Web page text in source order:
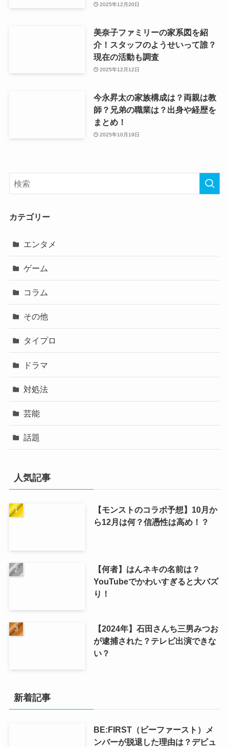
2025年12月20日
美奈子ファミリーの家系図を紹
介！スタッフのようせいって誰？
現在の活動も調査
2025年12月12日
今永昇太の家族構成は？両親は教
師？兄弟の職業は？出身や経歴を
まとめ！
2025年10月19日
カテゴリー
エンタメ
ゲーム
コラム
その他
タイプロ
ドラマ
対処法
芸能
話題
人気記事
【モンストのコラボ予想】10月か
ら12月は何？信憑性は高め！？
【何者】はんネキの名前は？
YouTubeでかわいすぎると大バズ
り！
【2024年】石田さんち三男みつお
が逮捕された？テレビ出演できな
い？
新着記事
BE:FIRST（ビーファースト）メ
ンバーが脱退した理由は？デビュ